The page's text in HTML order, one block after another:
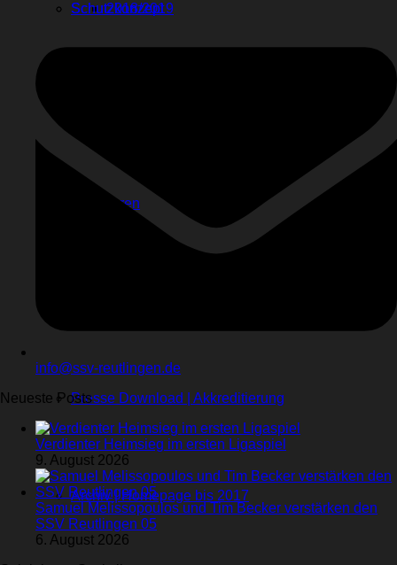
Schutzkonzept
Sponsoren
2018/2019
Presse Download | Akkreditierung
Archiv | Homepage bis 2017
Schutzkonzept
info@ssv-reutlingen.de
Neueste Posts
Verdienter Heimsieg im ersten Ligaspiel
9. August 2026
Samuel Melissopoulos und Tim Becker verstärken den
SSV Reutlingen 05
6. August 2026